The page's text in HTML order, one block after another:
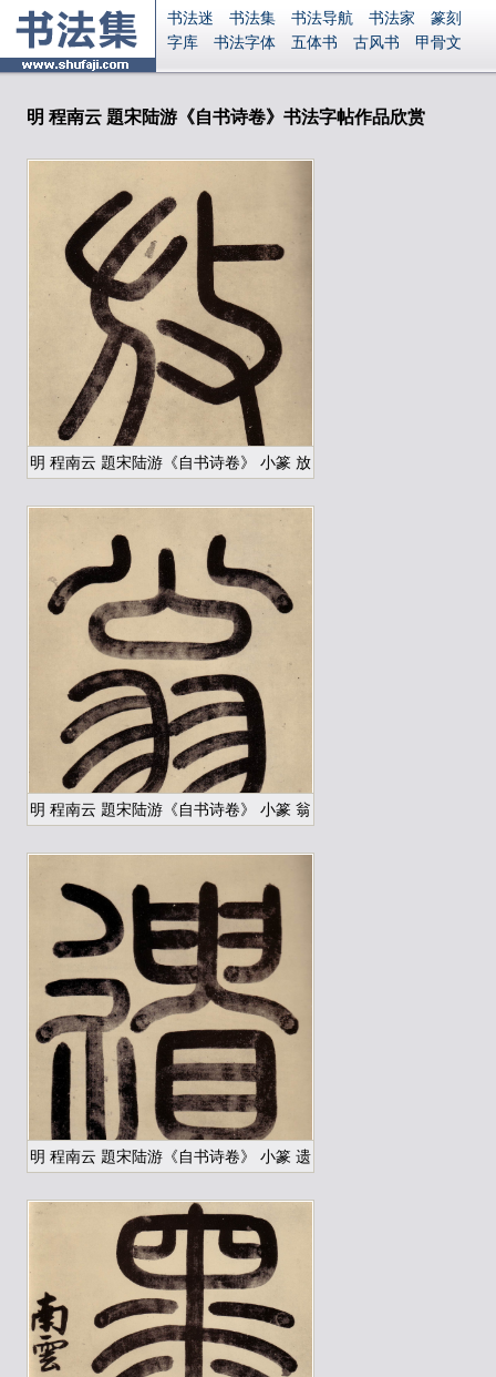
书法迷 书法集 书法导航 书法家
篆刻
字库
书法字体 五体书 古风书
甲骨文
集字
字形 大字 篆刻之家 字源
起名
识字 英语 印章
字体下载
Ai矢量
安全网站
明 程南云 題宋陆游《自书诗卷》书法字帖作品欣赏
明 程南云 題宋陆游《自书诗卷》 小篆 放
明 程南云 題宋陆游《自书诗卷》 小篆 翁
明 程南云 題宋陆游《自书诗卷》 小篆 遗